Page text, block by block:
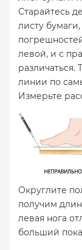
Старайтесь
листу
левой, и с
линии по
Измерьте
Округлите
получим
левая нога
больший